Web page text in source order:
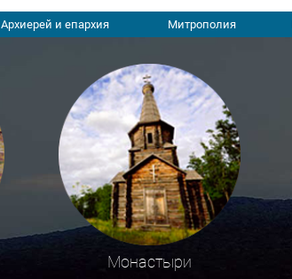
Архиерей и епархия Митрополия
Монастыри